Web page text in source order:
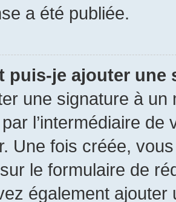
a été publiée.
puis-je ajouter une
une signature à un
l’intermédiaire
Une fois créée,
sur le formulaire de
également